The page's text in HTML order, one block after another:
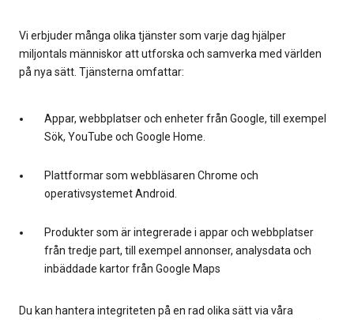
Vi erbjuder många olika tjänster som varje dag hjälper
miljontals människor att utforska och samverka med världen
på nya sätt. Tjänsterna omfattar:
Appar, webbplatser och enheter från Google, till exempel
Sök, YouTube och Google Home.
Plattformar som webbläsaren Chrome och
operativsystemet Android.
Produkter som är integrerade i appar och webbplatser
från tredje part, till exempel annonser, analysdata och
inbäddade kartor från Google Maps
Du kan hantera integriteten på en rad olika sätt via våra